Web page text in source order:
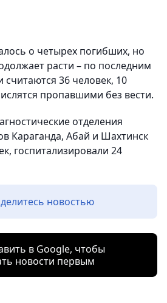
о четырех погибших, но
расти – по последним
36 человек, 10
пропавшими без вести.
отделения
Караганда, Абай и Шахтинск
госпитализировали 24
новостью
в Google, чтобы
новости первым